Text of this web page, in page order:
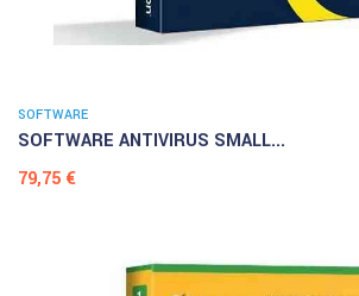
SOFTWARE
SOFTWARE ANTIVIRUS SMALL...
Prezzo
79,75 €